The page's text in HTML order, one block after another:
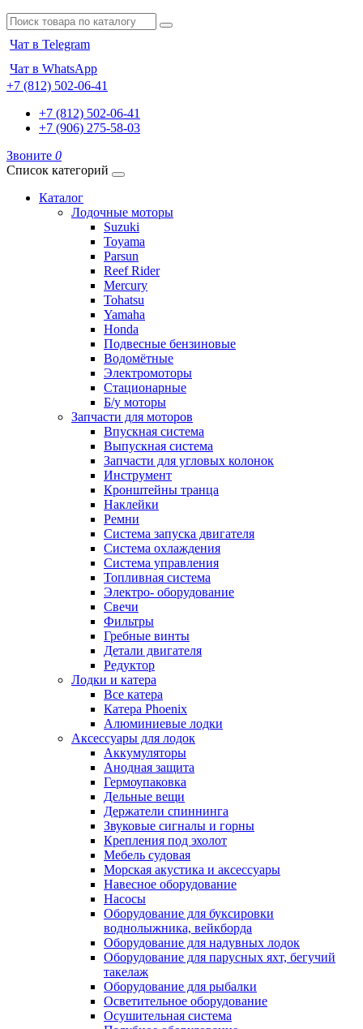
Чат в Telegram
Чат в WhatsApp
+7 (812) 502-06-41
+7 (812) 502-06-41
+7 (906) 275-58-03
Звоните 0
Список категорий
Каталог
Лодочные моторы
Suzuki
Toyama
Parsun
Reef Rider
Mercury
Tohatsu
Yamaha
Honda
Подвесные бензиновые
Водомётные
Электромоторы
Стационарные
Б/у моторы
Запчасти для моторов
Впускная система
Выпускная система
Запчасти для угловых колонок
Инструмент
Кронштейны транца
Наклейки
Ремни
Система запуска двигателя
Система охлаждения
Система управления
Топливная система
Электро- оборудование
Свечи
Фильтры
Гребные винты
Детали двигателя
Редуктор
Лодки и катера
Все катера
Катера Phoenix
Алюминиевые лодки
Аксессуары для лодок
Аккумуляторы
Анодная защита
Гермоупаковка
Дельные вещи
Держатели спиннинга
Звуковые сигналы и горны
Крепления под эхолот
Мебель судовая
Морская акустика и аксессуары
Навесное оборудование
Насосы
Оборудование для буксировки
воднолыжника, вейкборда
Оборудование для надувных лодок
Оборудование для парусных яхт, бегучий
такелаж
Оборудование для рыбалки
Осветительное оборудование
Осушительная система